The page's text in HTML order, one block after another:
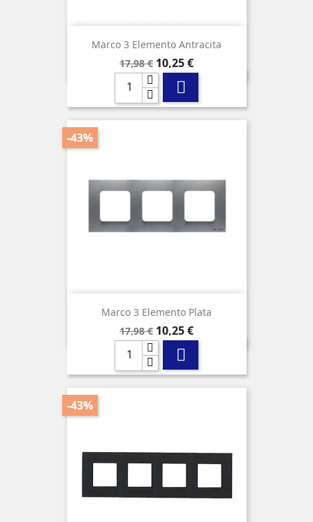
Marco 3 Elemento Antracita
Precio
base
17,98 € Precio
10,25 €

Marco 3 Elemento Plata
Precio
base
17,98 €
-43%
Precio
10,25 €

-43%